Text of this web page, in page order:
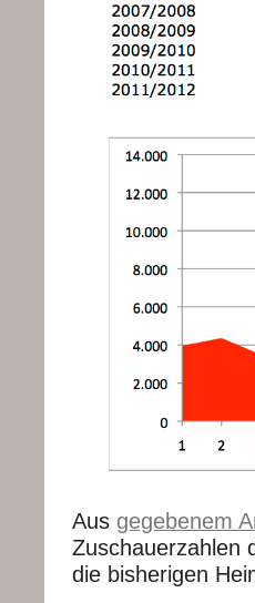
Aus gegebenem
Zuschauerzahlen
die bisherigen